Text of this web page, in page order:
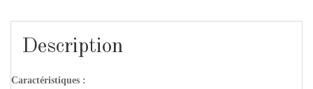
Description
Caractéristiques :